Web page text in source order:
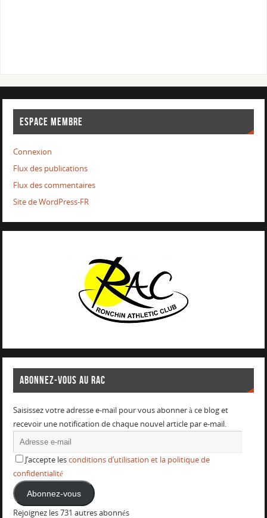
ESPACE MEMBRE
Connexion
Flux des publications
Flux des commentaires
Site de WordPress-FR
ABONNEZ-VOUS AU RAC
Saisissez votre adresse e-mail pour vous abonner à ce blog et
recevoir une notification de chaque nouvel article par e-mail.
J’accepte lesconditions d’utilisation et la politique de
confidentialité
Abonnez-vous
Rejoignez les 731 autres abonnés